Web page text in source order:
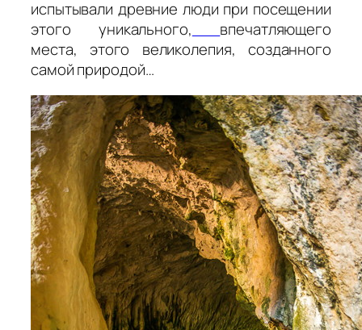
испытывали древние люди при посещении
этого уникального,
впечатляющего
места, этого великолепия, созданного
самой природой…